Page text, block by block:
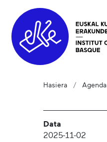
Hasiera Agenda
Data
2025-11-02